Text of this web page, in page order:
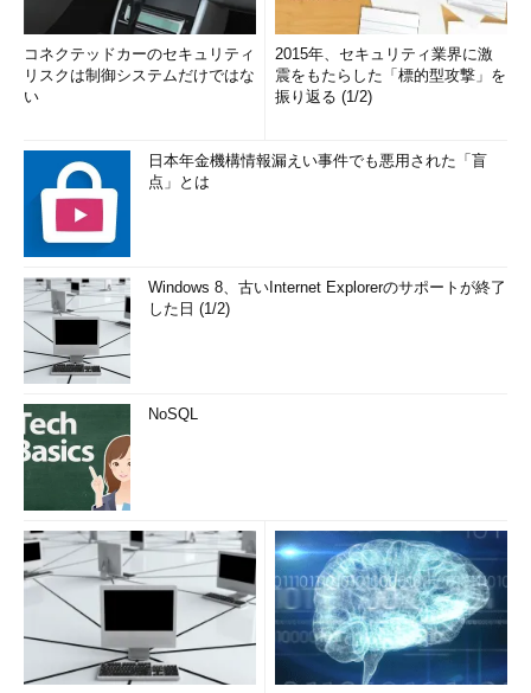
コネクテッドカーのセキュリティ
リスクは制御システムだけではな
い
2015年、セキュリティ業界に激
震をもたらした「標的型攻撃」を
振り返る (1/2)
日本年金機構情報漏えい事件でも悪用された「盲
点」とは
Windows 8、古いInternet Explorerのサポートが終了
した日 (1/2)
NoSQL